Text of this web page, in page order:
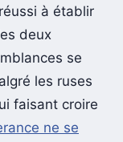
à établir
deux
se
les ruses
faisant croire
ne se